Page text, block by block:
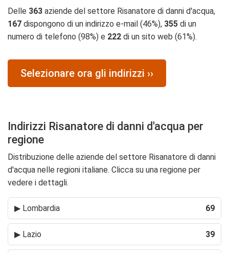
Delle 363 aziende del settore Risanatore di danni d'acqua,
167 dispongono di un indirizzo e-mail (46%), 355 di un
numero di telefono (98%) e 222 di un sito web (61%).
Selezionare ora gli indirizzi ››
Indirizzi Risanatore di danni d'acqua per
regione
Distribuzione delle aziende del settore Risanatore di danni
d'acqua nelle regioni italiane. Clicca su una regione per
vedere i dettagli.
▶ Lombardia 69
▶ Lazio 39